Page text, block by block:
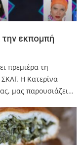
την εκπομπή
πρεμιέρα τη
Η Κατερίνα
μας παρουσιάζει…